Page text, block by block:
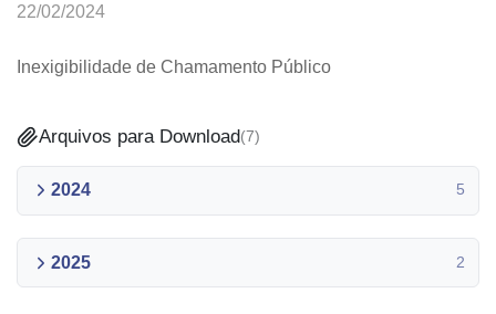
22/02/2024
Inexigibilidade de Chamamento Público
Arquivos para Download(7)
2024 5
2025 2